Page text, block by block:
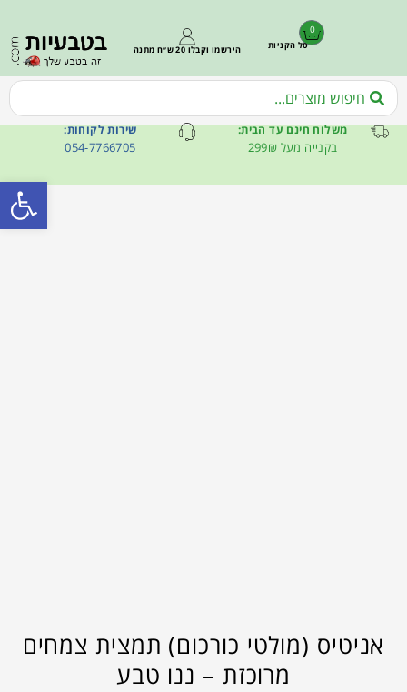
0
סל הקניות הירשמו וקבלו 20 ש״ח מתנה
משלוח חינם עד הבית:
בקנייה מעל 299₪
שירות לקוחות:
054-7766705
אניטיס (מולטי כורכום) תמצית צמחים
מרוכזת – ננו טבע
פתח